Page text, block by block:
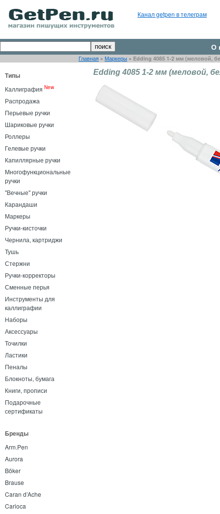
Канал getpen в телеграм
О
Главная » Маркеры » Edding 4085 1-2 мм (меловой,
Типы
Каллиграфия New
Распродажа
Перьевые ручки
Шариковые ручки
Роллеры
Гелевые ручки
Капиллярные ручки
Многофункциональные
ручки
"Вечные" ручки
Карандаши
Маркеры
Ручки-кисточки
Чернила, картриджи
Тушь
Стержни
Ручки-корректоры
Сменные перья
Инструменты для
каллиграфии
Наборы
Аксессуары
Точилки
Ластики
Пеналы
Блокноты, бумага
Книги, прописи
Подарочные
сертификаты
Бренды
Arm.Pen
Aurora
Böker
Brause
Caran d’Ache
Carioca
Edding 4085 1-2 мм (меловой,